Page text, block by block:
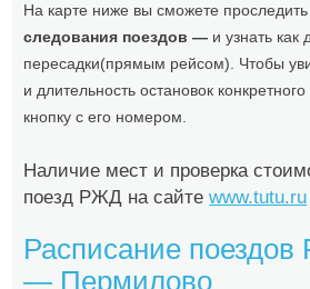
На карте ниже вы сможете
следования поездов — и узнать как
пересадки(прямым рейсом). Чтобы
и длительность остановок
кнопку с его номером.
Наличие мест и проверка
поезд РЖД на сайтеwww.tutu.ru
Расписание
— Пермилово